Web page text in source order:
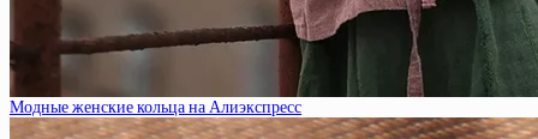
Модные женские кольца на Алиэкспресс